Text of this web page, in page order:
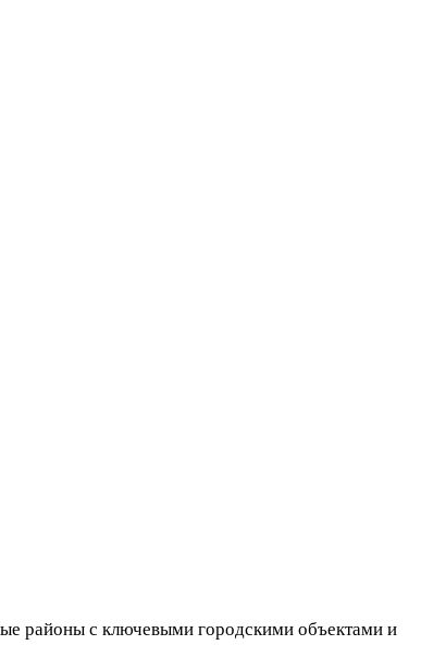
районы с ключевыми городскими объектами и